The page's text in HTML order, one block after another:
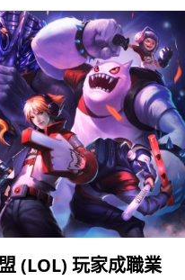
(LOL) 玩家成職業